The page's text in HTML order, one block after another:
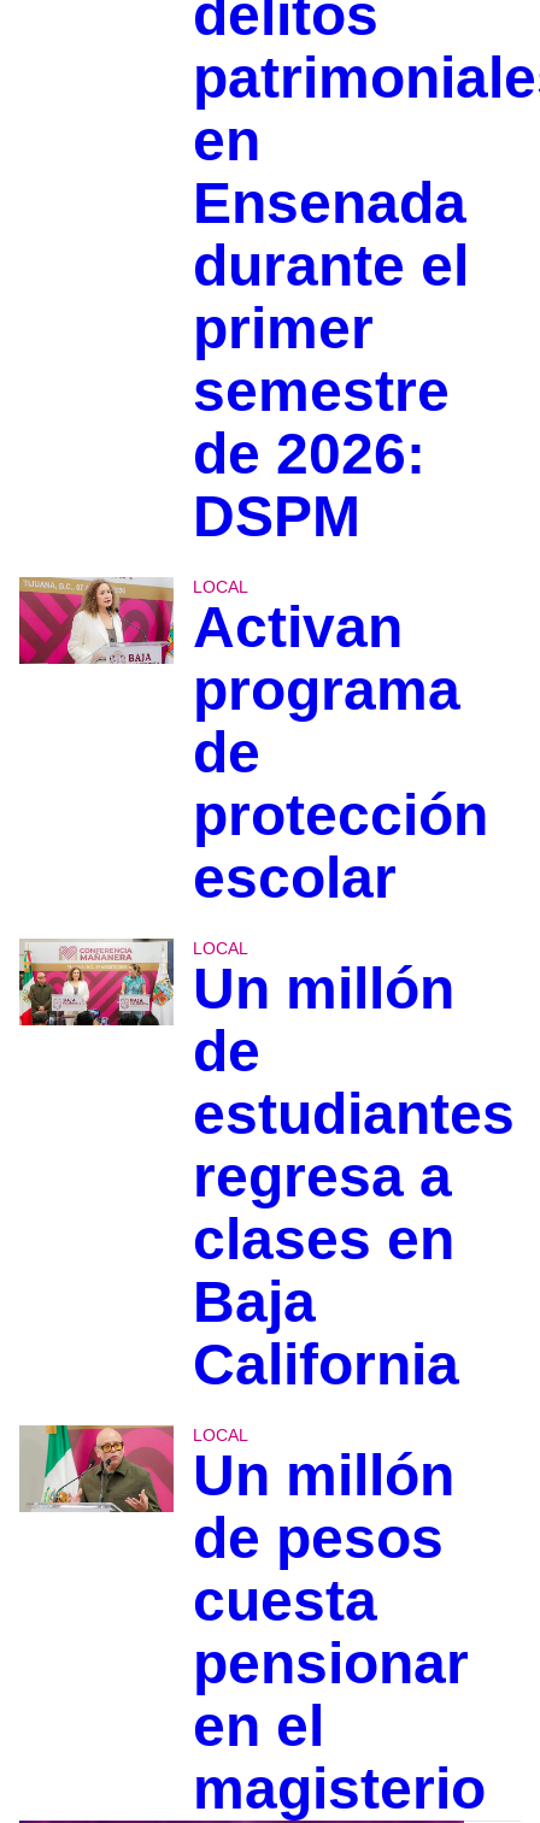
delitos
en
Ensenada
durante el
primer
semestre
de 2026:
DSPM
LOCAL
Activan
programa
de
protección
escolar
LOCAL
Un millón
de
estudiantes
regresa a
clases en
Baja
California
LOCAL
Un millón
de pesos
cuesta
pensionar
en el
magisterio